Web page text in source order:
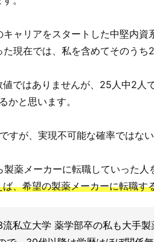
キャリアをスタートした中堅内
現在では、私を含めてそのうち
ではありませんが、25人中2人で
かと思います。
すが、実現不可能な確率ではない
薬メーカーに転職していった人
、希望の製薬メーカーに転職す
流私立大学 薬学部卒の私も大手